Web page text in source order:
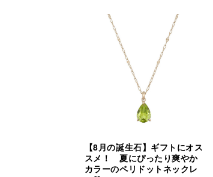
【8月の誕生石】ギフトにオス
スメ！ 夏にぴったり爽やか
カラーのペリドットネックレ